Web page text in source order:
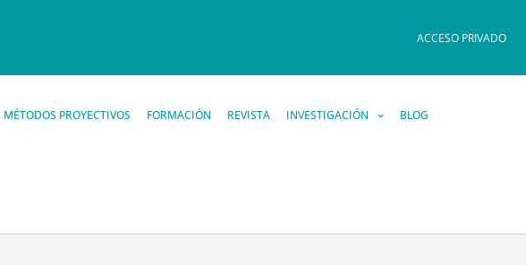
ACCESO PRIVADO
MÉTODOS PROYECTIVOS FORMACIÓN REVISTA INVESTIGACIÓN BLOG